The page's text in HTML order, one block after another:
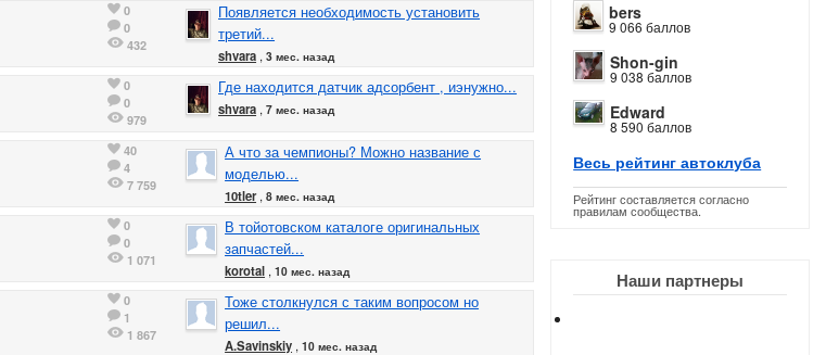
bers
9 066 баллов
Shon-gin
9 038 баллов
Edward
8 590 баллов
Весь рейтинг автоклуба
Рейтинг составляется согласно
правилам сообщества.
Наши партнеры
0
0
432
Появляется необходимость установить
третий...
shvara ,3 мес. назад
0
0
979
Где находится датчик адсорбент , иэнужно...
shvara ,7 мес. назад
40
4
7 759
А что за чемпионы? Можно название с
моделью...
10tler,8 мес. назад
0
0
1 071
В тойотовском каталоге оригинальных
запчастей...
korotal ,10 мес. назад
0
1
1 867
Тоже столкнулся с таким вопросом но
решил...
A.Savinskiy ,10 мес. назад